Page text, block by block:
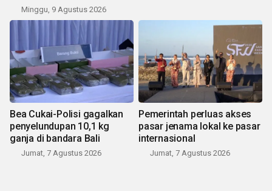
Minggu, 9 Agustus 2026
Bea Cukai-Polisi gagalkan
penyelundupan 10,1 kg
ganja di bandara Bali
Jumat, 7 Agustus 2026
Pemerintah perluas akses
pasar jenama lokal ke pasar
internasional
Jumat, 7 Agustus 2026